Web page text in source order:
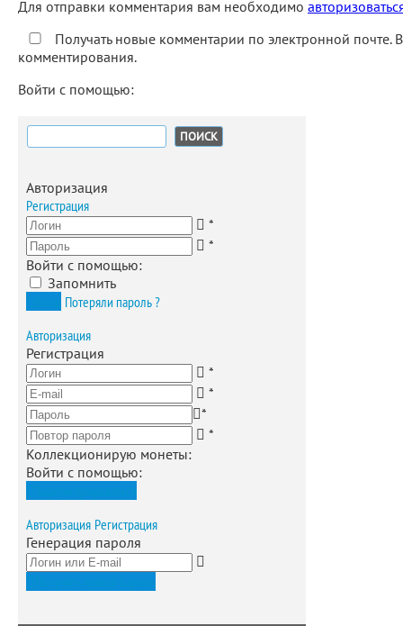
Для отправки комментария вам необходимо
Получать новые комментарии по электронной почте.
комментирования.
Войти с помощью:
Найти:
Авторизация
Регистрация
*
*
Войти с помощью:
Запомнить
Потеряли пароль ?
Авторизация
Регистрация
*
*
*
*
Коллекционирую монеты:
Войти с помощью:
Авторизация Регистрация
Генерация пароля